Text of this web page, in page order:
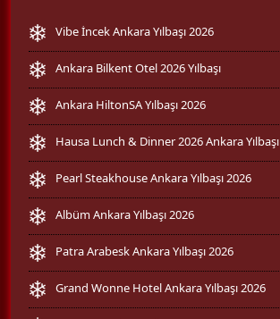
Vibe İncek Ankara Yılbaşı 2026
Ankara Bilkent Otel 2026 Yılbaşı
Ankara HiltonSA Yılbaşı 2026
Hausa Lunch & Dinner 2026 Ankara Yılbaşı
Pearl Steakhouse Ankara Yılbaşı 2026
Albüm Ankara Yılbaşı 2026
Patra Arabesk Ankara Yılbaşı 2026
Grand Wonne Hotel Ankara Yılbaşı 2026